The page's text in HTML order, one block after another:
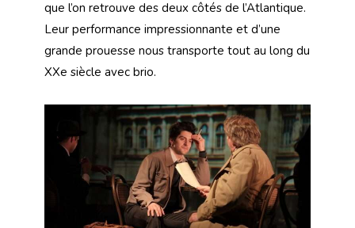
que l’on retrouve des deux côtés de l’Atlantique.
Leur performance impressionnante et d’une
grande prouesse nous transporte tout au long du
XXe siècle avec brio.